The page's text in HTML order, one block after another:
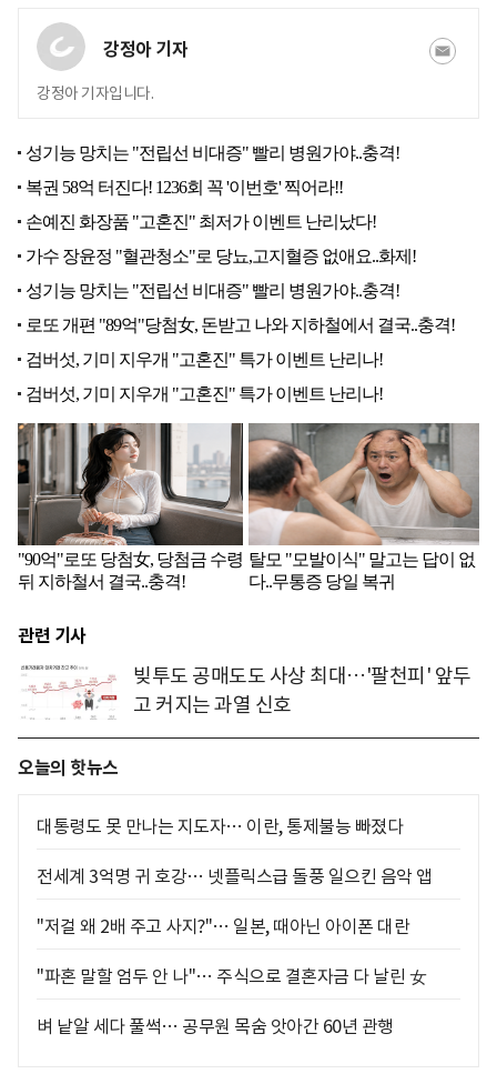
강정아 기자
강정아 기자입니다.
관련 기사
빚투도 공매도도 사상 최대…'팔천피' 앞두
고 커지는 과열 신호
오늘의 핫뉴스
대통령도 못 만나는 지도자… 이란, 통제불능 빠졌다
전세계 3억명 귀 호강… 넷플릭스급 돌풍 일으킨 음악 앱
"저걸 왜 2배 주고 사지?"… 일본, 때아닌 아이폰 대란
"파혼 말할 엄두 안 나"… 주식으로 결혼자금 다 날린 女
벼 낱알 세다 풀썩… 공무원 목숨 앗아간 60년 관행